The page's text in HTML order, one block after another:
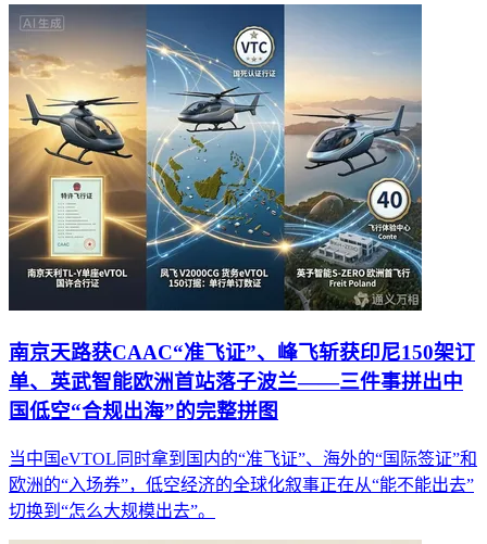
南京天路获CAAC“准飞证”、峰飞斩获印尼150架订
单、英武智能欧洲首站落子波兰——三件事拼出中
国低空“合规出海”的完整拼图
当中国eVTOL同时拿到国内的“准飞证”、海外的“国际签证”和
欧洲的“入场券”，低空经济的全球化叙事正在从“能不能出去”
切换到“怎么大规模出去”。